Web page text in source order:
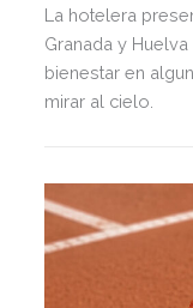
La hotelera
Granada y
bienestar en
mirar al cielo.